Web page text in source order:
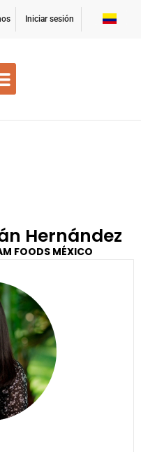
Iniciar sesión
Hernández
FOODS MÉXICO